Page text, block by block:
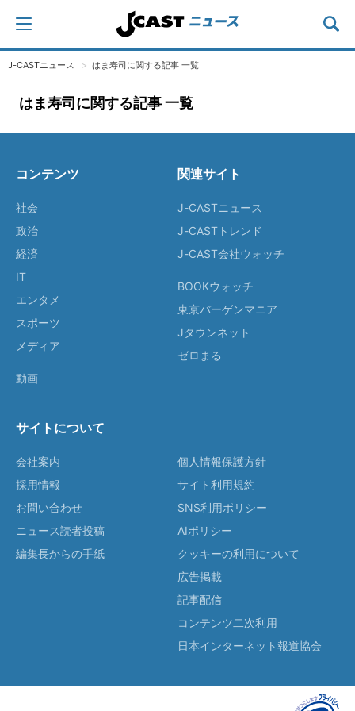
J-CASTニュース はま寿司に関する記事 一覧
はま寿司に関する記事 一覧
コンテンツ
社会
政治
経済
IT
エンタメ
スポーツ
メディア
動画
関連サイト
J-CASTニュース
J-CASTトレンド
J-CAST会社ウォッチ
BOOKウォッチ
東京バーゲンマニア
Jタウンネット
ゼロまる
サイトについて
会社案内
採用情報
お問い合わせ
ニュース読者投稿
編集長からの手紙
個人情報保護方針
サイト利用規約
SNS利用ポリシー
AIポリシー
クッキーの利用について
広告掲載
記事配信
コンテンツ二次利用
日本インターネット報道協会